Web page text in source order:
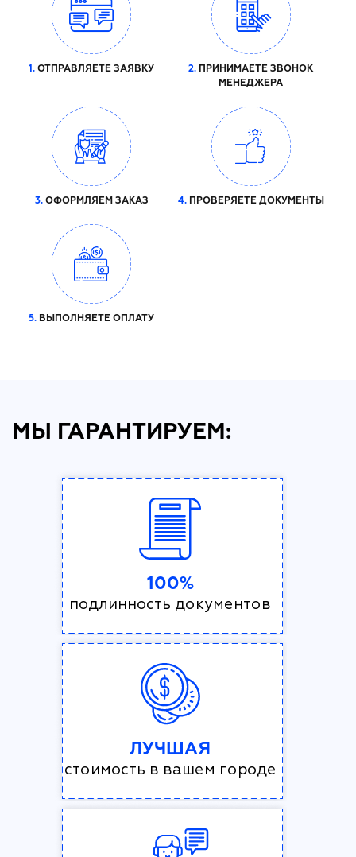
1. ОТПРАВЛЯЕТЕ ЗАЯВКУ 2. ПРИНИМАЕТЕ ЗВОНОК
МЕНЕДЖЕРА
3.ОФОРМЛЯЕМ ЗАКАЗ 4.ПРОВЕРЯЕТЕ ДОКУМЕНТЫ
5. ВЫПОЛНЯЕТЕ ОПЛАТУ
МЫ ГАРАНТИРУЕМ:
100%
подлинность документов
ЛУЧШАЯ
стоимость в вашем городе